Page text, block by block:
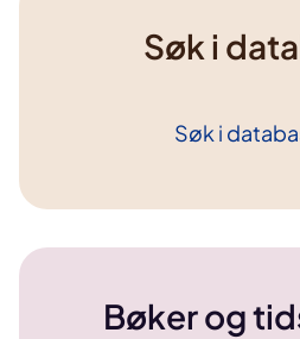
Søk i
Søk i
Bøker og